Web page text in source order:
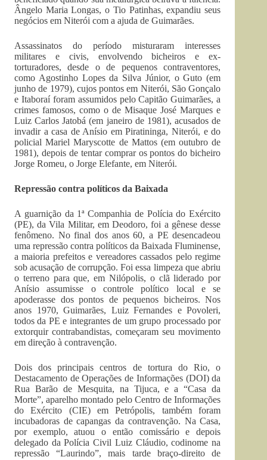
Ângelo Maria Longas, o Tio Patinhas, expandiu seus
negócios em Niterói com a ajuda de Guimarães.
Assassinatos do período misturaram interesses
militares e civis, envolvendo bicheiros e ex-
torturadores, desde o de pequenos contraventores,
como Agostinho Lopes da Silva Júnior, o Guto (em
junho de 1979), cujos pontos em Niterói, São Gonçalo
e Itaboraí foram assumidos pelo Capitão Guimarães, a
crimes famosos, como o de Misaque José Marques e
Luiz Carlos Jatobá (em janeiro de 1981), acusados de
invadir a casa de Anísio em Piratininga, Niterói, e do
policial Mariel Maryscotte de Mattos (em outubro de
1981), depois de tentar comprar os pontos do bicheiro
Jorge Romeu, o Jorge Elefante, em Niterói.
Repressão contra políticos da Baixada
A guarnição da 1ª Companhia de Polícia do Exército
(PE), da Vila Militar, em Deodoro, foi a gênese desse
fenômeno. No final dos anos 60, a PE desencadeou
uma repressão contra políticos da Baixada Fluminense,
a maioria prefeitos e vereadores cassados pelo regime
sob acusação de corrupção. Foi essa limpeza que abriu
o terreno para que, em Nilópolis, o clã liderado por
Anísio assumisse o controle político local e se
apoderasse dos pontos de pequenos bicheiros. Nos
anos 1970, Guimarães, Luiz Fernandes e Povoleri,
todos da PE e integrantes de um grupo processado por
extorquir contrabandistas, começaram seu movimento
em direção à contravenção.
Dois dos principais centros de tortura do Rio, o
Destacamento de Operações de Informações (DOI) da
Rua Barão de Mesquita, na Tijuca, e a “Casa da
Morte”, aparelho montado pelo Centro de Informações
do Exército (CIE) em Petrópolis, também foram
incubadoras de capangas da contravenção. Na Casa,
por exemplo, atuou o então comissário e depois
delegado da Polícia Civil Luiz Cláudio, codinome na
repressão “Laurindo”, mais tarde braço-direito de